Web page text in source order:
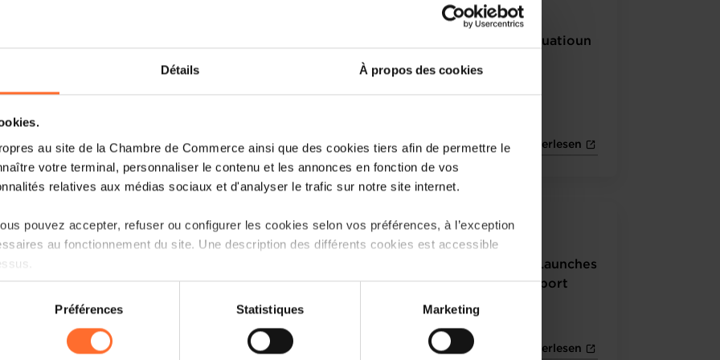
Détails À propos des cookies
au site de la Chambre de Commerce ainsi que des cookies tiers afin de permettre le
votre terminal, personnaliser le contenu et les annonces en fonction de vos
relatives aux médias sociaux et d'analyser le trafic sur notre site internet.
pouvez accepter, refuser ou configurer les cookies selon vos préférences, à l’exception
au fonctionnement du site. Une description des différents cookies est accessible
sur le site et certaines fonctionnalités (ex : lecture de vidéos, partage sur les réseaux
de lecture vidéo, personnalisation de l’affichage du site) peuvent être affectées en
ou des cookies non nécessaires.
Préférences Statistiques Marketing
Weiterlesen
13.03.2025 - 100komma7
US-Taxen: Eng lose-lose-Situatioun
Weiterlesen
12.03.2025 - Delano
Weiterlesen
12.03.2025 - Chronicle.lu
Luxembourg Government Launches
Digital Transformation Support
Packages for SMEs
Weiterlesen